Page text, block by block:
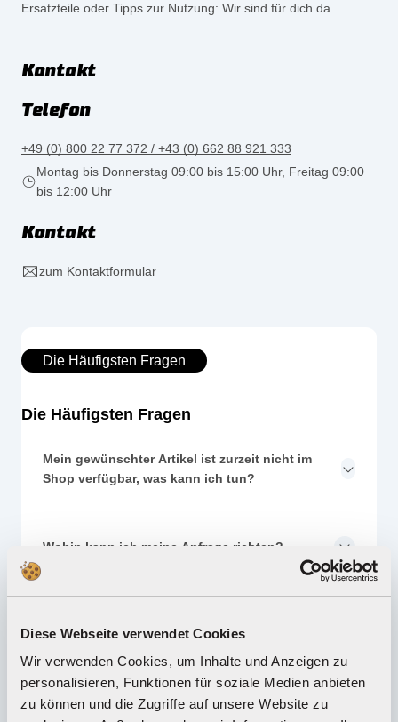
Diese Webseite verwendet Cookies
Wir verwenden Cookies, um Inhalte und Anzeigen zu
personalisieren, Funktionen für soziale Medien anbieten
zu können und die Zugriffe auf unsere Website zu
Ersatzteile oder Tipps zur Nutzung: Wir sind für dich da.
Kontakt
Telefon
+49 (0) 800 22 77 372 / +43 (0) 662 88 921 333
Montag bis Donnerstag 09:00 bis 15:00 Uhr, Freitag 09:00
bis 12:00 Uhr
Kontakt
zum Kontaktformular
Die Häufigsten Fragen
Die Häufigsten Fragen
Mein gewünschter Artikel ist zurzeit nicht im
Shop verfügbar, was kann ich tun?
Wohin kann ich meine Anfrage richten?
Ausbausets für mein Carrera Produkt?
Wo finde ich Carrera Distributeure und